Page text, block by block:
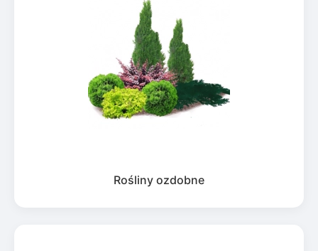
Rośliny ozdobne